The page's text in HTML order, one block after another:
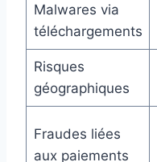
Malwares via
téléchargements
Risques
géographiques
Fraudes liées
aux paiements